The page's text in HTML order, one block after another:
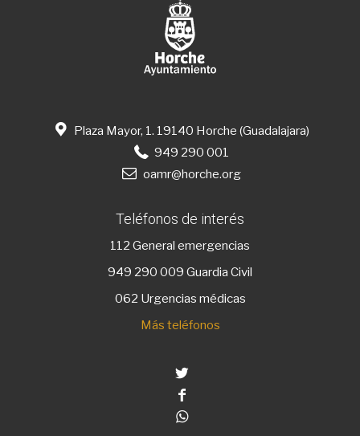
Plaza Mayor, 1. 19140 Horche (Guadalajara)
949 290 001
oamr@horche.org
Teléfonos de interés
112 General emergencias
949 290 009 Guardia Civil
062 Urgencias médicas
Más teléfonos